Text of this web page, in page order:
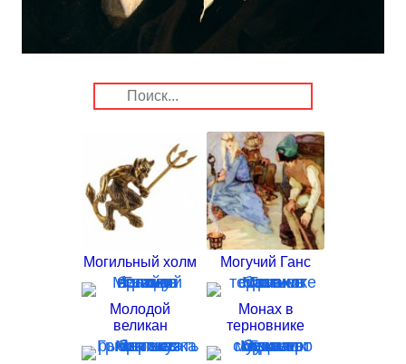
Могильный холм Могучий Ганс
Молодой
великан
Монах в
терновнике